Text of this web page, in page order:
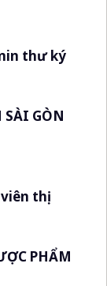
thư ký
SÀI GÒN
thị
PHẨM